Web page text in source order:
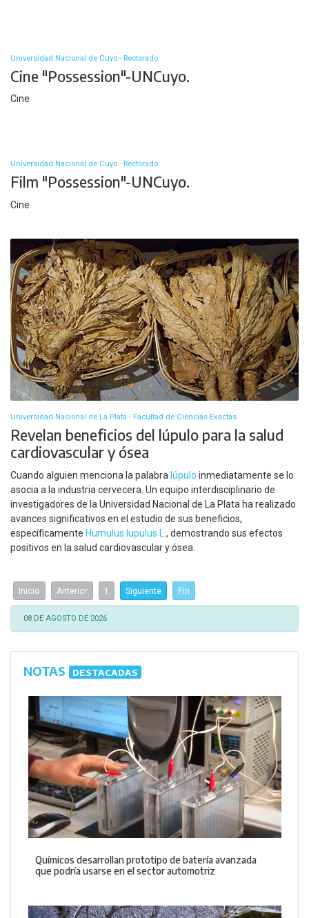
Universidad Nacional de Cuyo - Rectorado
Cine "Possession"-UNCuyo.
Cine
Universidad Nacional de Cuyo - Rectorado
Film "Possession"-UNCuyo.
Cine
Universidad Nacional de La Plata - Facultad de Ciencias Exactas
Revelan beneficios del lúpulo para la salud
cardiovascular y ósea
Cuando alguien menciona la palabra lúpulo inmediatamente se lo
asocia a la industria cervecera. Un equipo interdisciplinario de
investigadores de la Universidad Nacional de La Plata ha realizado
avances significativos en el estudio de sus beneficios,
específicamente Humulus lupulus L. , demostrando sus efectos
positivos en la salud cardiovascular y ósea.
Inicio Anterior 1 Siguiente Fin
08 DE AGOSTO DE 2026
NOTAS DESTACADAS
Químicos desarrollan prototipo de batería avanzada
que podría usarse en el sector automotriz